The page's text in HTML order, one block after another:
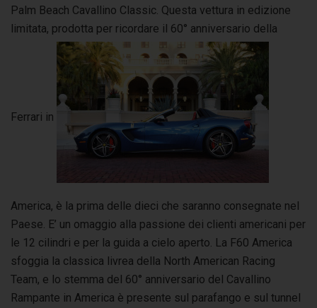
Palm Beach Cavallino Classic. Questa vettura in edizione
limitata, prodotta per ricordare il 60° anniversario della
Ferrari in
America, è la prima delle dieci che saranno consegnate nel
Paese. E’ un omaggio alla passione dei clienti americani per
le 12 cilindri e per la guida a cielo aperto. La F60 America
sfoggia la classica livrea della North American Racing
Team, e lo stemma del 60° anniversario del Cavallino
Rampante in America è presente sul parafango e sul tunnel